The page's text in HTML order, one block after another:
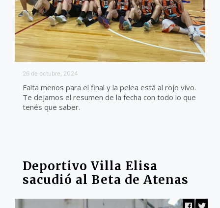
26 de octubre, 2024
Falta menos para el final y la pelea está al rojo vivo.
Te dejamos el resumen de la fecha con todo lo que
tenés que saber.
Deportivo Villa Elisa
sacudió al Beta de Atenas